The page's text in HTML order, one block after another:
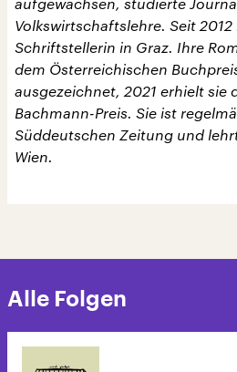
Volkswirtschaftslehre. Seit
Schriftstellerin in Graz. Ihre
dem Österreichischen
ausgezeichnet, 2021 erhielt sie
Bachmann-Preis. Sie ist
Süddeutschen Zeitung und
Wien.
Alle Folgen